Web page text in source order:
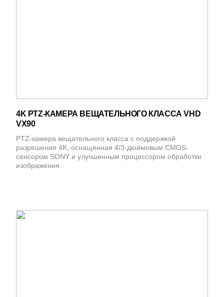
4K PTZ-КАМЕРА ВЕЩАТЕЛЬНОГО КЛАССА VHD
VX90
PTZ-камера вещательного класса с поддержкой
разрешения 4K, оснащённая 4/3-дюймовым CMOS-
сенсором SONY и улучшенным процессором обработки
изображения